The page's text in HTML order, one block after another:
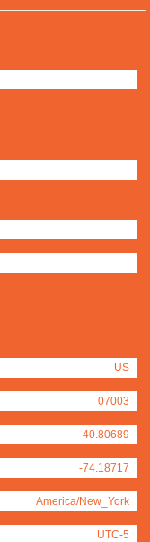
US
07003
40.80689
-74.18717
America/New_York
UTC-5